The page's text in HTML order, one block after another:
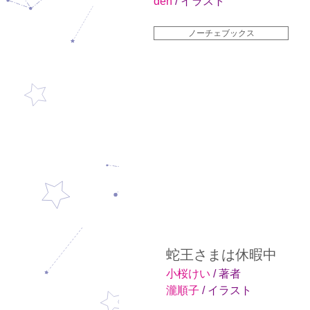
ノーチェブックス
蛇王さまは休暇中
小桜けい / 著者
瀧順子 / イラスト